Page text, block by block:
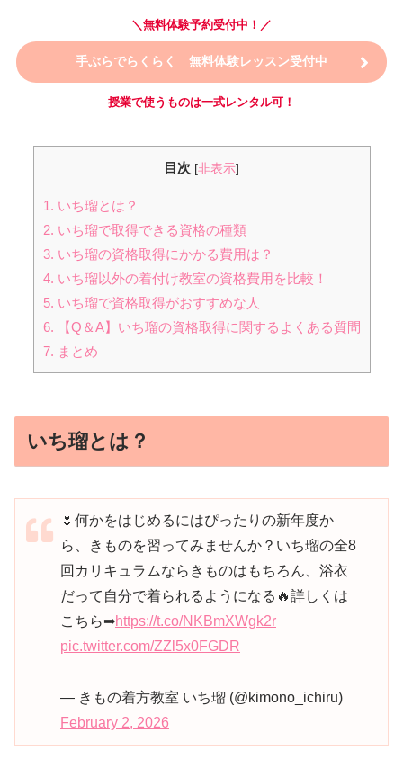
＼無料体験予約受付中！／
手ぶらでらくらく 無料体験レッスン受付中
授業で使うものは一式レンタル可！
目次 [非表示]
1. いち瑠とは？
2. いち瑠で取得できる資格の種類
3. いち瑠の資格取得にかかる費用は？
4. いち瑠以外の着付け教室の資格費用を比較！
5. いち瑠で資格取得がおすすめな人
6. 【Q＆A】いち瑠の資格取得に関するよくある質問
7. まとめ
いち瑠とは？
🌷何かをはじめるにはぴったりの新年度か
ら、きものを習ってみませんか？いち瑠の全8
回カリキュラムならきものはもちろん、浴衣
だって自分で着られるようになる🔥詳しくは
こちら➡https://t.co/NKBmXWgk2r
pic.twitter.com/ZZl5x0FGDR
— きもの着方教室 いち瑠 (@kimono_ichiru)
February 2, 2026